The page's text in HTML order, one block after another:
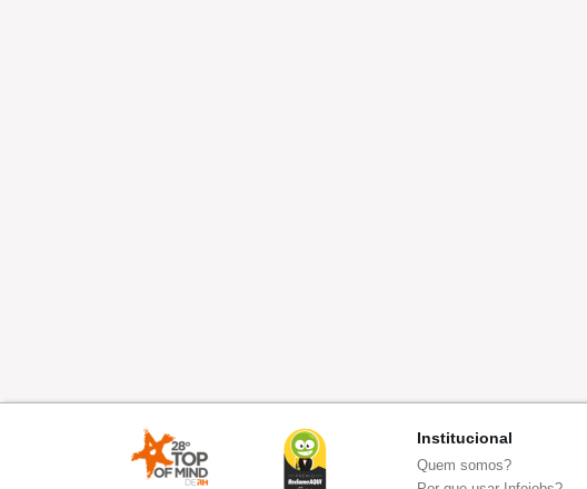
Institucional
Quem somos?